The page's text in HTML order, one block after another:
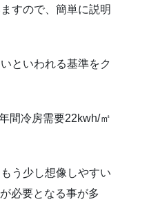
すので、簡単に説明
といわれる基準をク
間冷房需要22kwh/㎡
う少し想像しやすい
必要となる事が多